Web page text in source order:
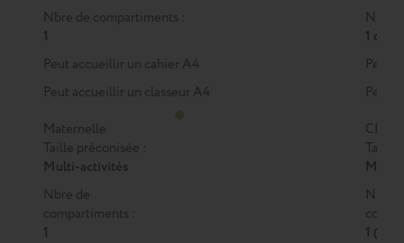
Nbre de compartiments :
1
Peut accueillir un cahier A4
Peut accueillir un classeur A4
Nbre
1 ou 2
Peut
Peut
Maternelle
Taille préconisée :
Multi-activités
Nbre de
compartiments :
1
CP
Taille
M
Nbre
1 (M)